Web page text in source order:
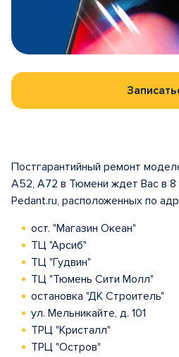
Постгарантийный ремонт
A52, A72 в Тюмени ждет Вас в 8
Pedant.ru, расположенных по
ост. "Магазин Океан"
ТЦ "Арсиб"
ТЦ "Гудвин"
ТЦ "Тюмень Сити Молл"
остановка "ДК Строитель"
ул. Мельникайте, д. 101
ТРЦ "Кристалл"
ТРЦ "Остров"